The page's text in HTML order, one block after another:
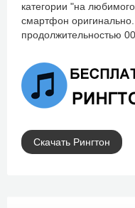
категории "на
смартфон
продолжительностью
Скачать Рингтон